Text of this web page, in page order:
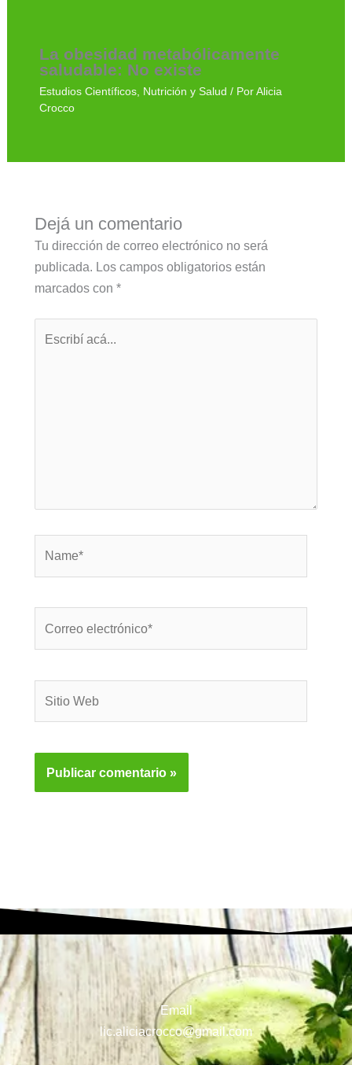
La obesidad metabólicamente
saludable: No existe
Estudios Científicos, Nutrición y Salud / Por Alicia
Crocco
Dejá un comentario
Tu dirección de correo electrónico no será
publicada. Los campos obligatorios están
marcados con *
Email
lic.aliciacrocco@gmail.com